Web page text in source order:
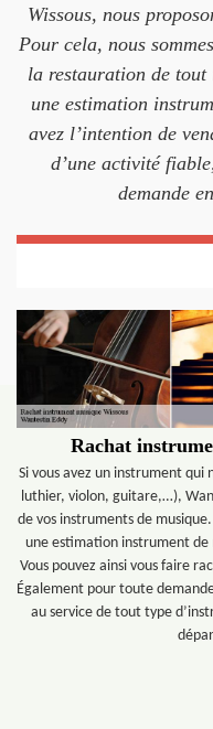
Wissous, nous
Pour cela, nous
la restauration de tout
une estimation
avez l’intention de
d’une activité
demande
Rachat
Si vous avez un instrument
luthier, violon, guitare,…),
de vos instruments de
une estimation instrument
Vous pouvez ainsi vous faire
Également pour toute
au service de tout type